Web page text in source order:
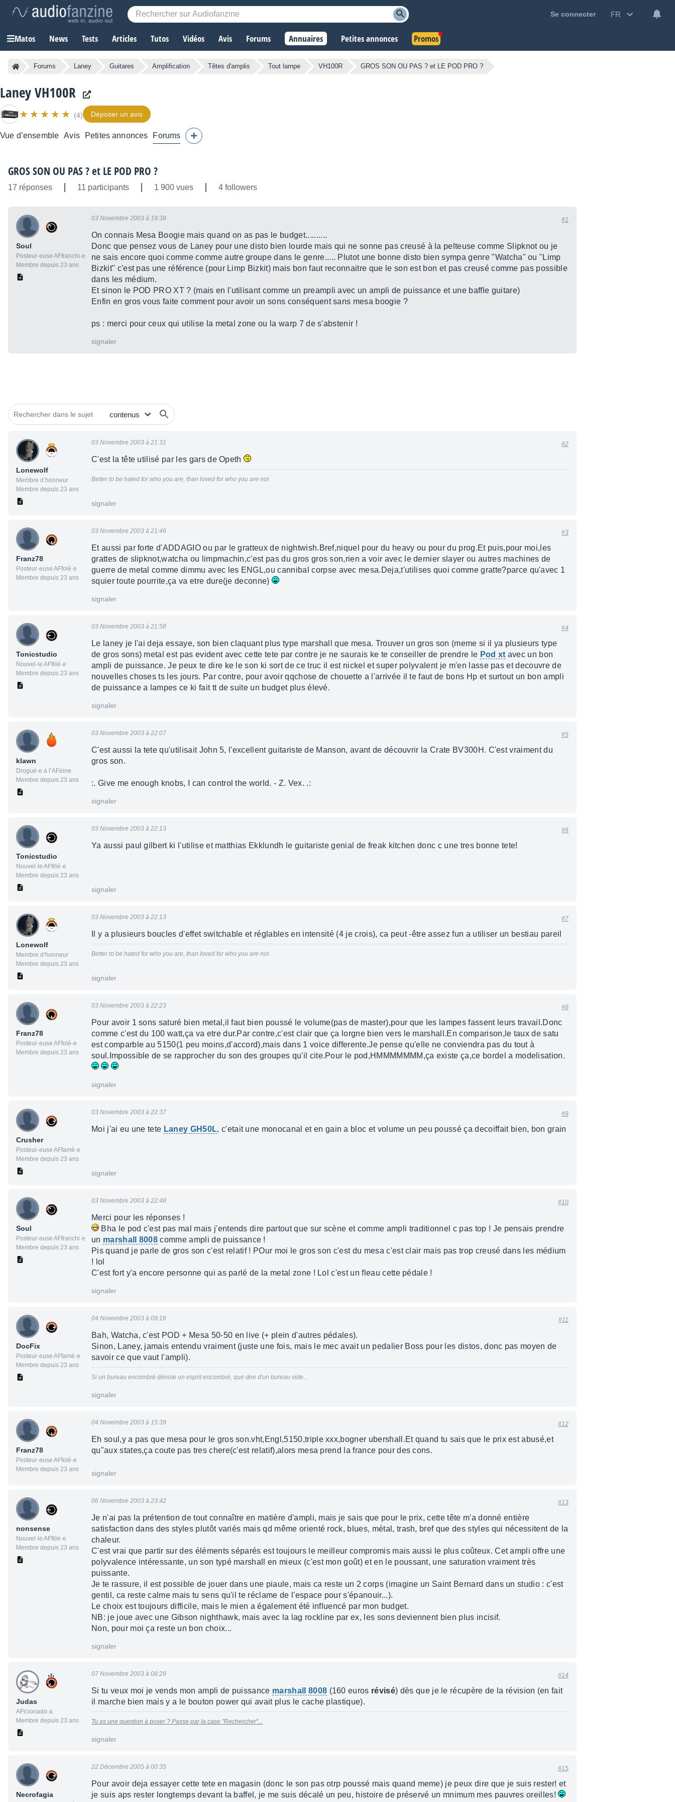
Se connecter FR
Matos News Tests Articles Tutos Vidéos Avis Forums Annuaires Petites annonces Promos
Forums Laney Guitares Amplification Têtes d'amplis Tout lampe VH100R GROS SON OU PAS ? et LE POD PRO ?
Laney VH100R
(4) Déposer un avis
Vue d’ensemble Avis Petites annonces Forums
GROS SON OU PAS ? et LE POD PRO ?
17 réponses 11 participants 1 900 vues 4 followers
Soul
Posteur·euse AFfranchi·e
Membre depuis 23 ans
03 Novembre 2003 à 19:39 #1
On connais Mesa Boogie mais quand on as pas le budget..........
Donc que pensez vous de Laney pour une disto bien lourde mais qui ne sonne pas creusé à la pelteuse comme Slipknot ou je
ne sais encore quoi comme comme autre groupe dans le genre..... Plutot une bonne disto bien sympa genre "Watcha" ou "Limp
Bizkit" c'est pas une référence (pour Limp Bizkit) mais bon faut reconnaitre que le son est bon et pas creusé comme pas possible
dans les médium.
Et sinon le POD PRO XT ? (mais en l'utilisant comme un preampli avec un ampli de puissance et une baffle guitare)
Enfin en gros vous faite comment pour avoir un sons conséquent sans mesa boogie ?
ps : merci pour ceux qui utilise la metal zone ou la warp 7 de s'abstenir !
signaler
Lonewolf
Membre d’honneur
Membre depuis 23 ans
03 Novembre 2003 à 21:31 #2
C'est la tête utilisé par les gars de Opeth
Better to be hated for who you are, than loved for who you are not
signaler
Franz78
Posteur·euse AFfolé·e
Membre depuis 23 ans
03 Novembre 2003 à 21:46 #3
Et aussi par forte d'ADDAGIO ou par le gratteux de nightwish.Bref,niquel pour du heavy ou pour du prog.Et puis,pour moi,les
grattes de slipknot,watcha ou limpmachin,c'est pas du gros gros son,rien a voir avec le dernier slayer ou autres machines de
guerre de metal comme dimmu avec les ENGL,ou cannibal corpse avec mesa.Deja,t'utilises quoi comme gratte?parce qu'avec 1
squier toute pourrite,ça va etre dure(je deconne)
signaler
Tonicstudio
Nouvel·le AFfilié·e
Membre depuis 23 ans
03 Novembre 2003 à 21:58 #4
Le laney je l'ai deja essaye, son bien claquant plus type marshall que mesa. Trouver un gros son (meme si il ya plusieurs type
de gros sons) metal est pas evident avec cette tete par contre je ne saurais ke te conseiller de prendre le Pod xt avec un bon
ampli de puissance. Je peux te dire ke le son ki sort de ce truc il est nickel et super polyvalent je m'en lasse pas et decouvre de
nouvelles choses ts les jours. Par contre, pour avoir qqchose de chouette a l'arrivée il te faut de bons Hp et surtout un bon ampli
de puissance a lampes ce ki fait tt de suite un budget plus élevé.
signaler
klawn
Drogué·e à l’AFéine
Membre depuis 23 ans
03 Novembre 2003 à 22:07 #5
C'est aussi la tete qu'utilisait John 5, l'excellent guitariste de Manson, avant de découvrir la Crate BV300H. C'est vraiment du
gros son.
:. Give me enough knobs, I can control the world. - Z. Vex. .:
signaler
Tonicstudio
Nouvel·le AFfilié·e
Membre depuis 23 ans
03 Novembre 2003 à 22:13 #6
Ya aussi paul gilbert ki l'utilise et matthias Ekklundh le guitariste genial de freak kitchen donc c une tres bonne tete!
signaler
Lonewolf
Membre d’honneur
Membre depuis 23 ans
03 Novembre 2003 à 22:13 #7
Il y a plusieurs boucles d'effet switchable et réglables en intensité (4 je crois), ca peut -être assez fun a utiliser un bestiau pareil
Better to be hated for who you are, than loved for who you are not
signaler
Franz78
Posteur·euse AFfolé·e
Membre depuis 23 ans
03 Novembre 2003 à 22:23 #8
Pour avoir 1 sons saturé bien metal,il faut bien poussé le volume(pas de master),pour que les lampes fassent leurs travail.Donc
comme c'est du 100 watt,ça va etre dur.Par contre,c'est clair que ça lorgne bien vers le marshall.En comparison,le taux de satu
est comparble au 5150(1 peu moins,d'accord),mais dans 1 voice differente.Je pense qu'elle ne conviendra pas du tout à
soul.Impossible de se rapprocher du son des groupes qu'il cite.Pour le pod,HMMMMMMM,ça existe ça,ce bordel a modelisation.
signaler
Crusher
Posteur·euse AFfamé·e
Membre depuis 23 ans
03 Novembre 2003 à 22:37 #9
Moi j'ai eu une tete Laney GH50L, c'etait une monocanal et en gain a bloc et volume un peu poussé ça decoiffait bien, bon grain
signaler
Soul
Posteur·euse AFfranchi·e
Membre depuis 23 ans
03 Novembre 2003 à 22:48 #10
Merci pour les réponses !
Bha le pod c'est pas mal mais j'entends dire partout que sur scène et comme ampli traditionnel c pas top ! Je pensais prendre
un marshall 8008 comme ampli de puissance !
Pis quand je parle de gros son c'est relatif ! POur moi le gros son c'est du mesa c'est clair mais pas trop creusé dans les médium
! lol
C'est fort y'a encore personne qui as parlé de la metal zone ! Lol c'est un fleau cette pédale !
signaler
DocFix
Posteur·euse AFfamé·e
Membre depuis 23 ans
04 Novembre 2003 à 09:16 #11
Bah, Watcha, c'est POD + Mesa 50-50 en live (+ plein d'autres pédales).
Sinon, Laney, jamais entendu vraiment (juste une fois, mais le mec avait un pedalier Boss pour les distos, donc pas moyen de
savoir ce que vaut l'ampli).
Si un bureau encombré dénote un esprit encombré, que dire d'un bureau vide...
signaler
Franz78
Posteur·euse AFfolé·e
Membre depuis 23 ans
04 Novembre 2003 à 15:39 #12
Eh soul,y a pas que mesa pour le gros son.vht,Engl,5150,triple xxx,bogner ubershall.Et quand tu sais que le prix est abusé,et
qu"aux states,ça coute pas tres chere(c'est relatif),alors mesa prend la france pour des cons.
signaler
nonsense
Nouvel·le AFfilié·e
Membre depuis 23 ans
06 Novembre 2003 à 23:42 #13
Je n'ai pas la prétention de tout connaître en matière d'ampli, mais je sais que pour le prix, cette tête m'a donné entière
satisfaction dans des styles plutôt variés mais qd même orienté rock, blues, métal, trash, bref que des styles qui nécessitent de la
chaleur.
C'est vrai que partir sur des éléments séparés est toujours le meilleur compromis mais aussi le plus coûteux. Cet ampli offre une
polyvalence intéressante, un son typé marshall en mieux (c'est mon goût) et en le poussant, une saturation vraiment très
puissante.
Je te rassure, il est possible de jouer dans une piaule, mais ca reste un 2 corps (imagine un Saint Bernard dans un studio : c'est
gentil, ca reste calme mais tu sens qu'il te réclame de l'espace pour s'épanouir...).
Le choix est toujours difficile, mais le mien a également été influencé par mon budget.
NB: je joue avec une Gibson nighthawk, mais avec la lag rockline par ex, les sons deviennent bien plus incisif.
Non, pour moi ça reste un bon choix...
signaler
Judas
AFicionado·a
Membre depuis 23 ans
07 Novembre 2003 à 08:29 #14
Si tu veux moi je vends mon ampli de puissance marshall 8008 (160 euros révisé) dès que je le récupère de la révision (en fait
il marche bien mais y a le bouton power qui avait plus le cache plastique).
Tu as une question à poser ? Passe par la case "Rechercher"...
signaler
Necrofagia
22 Décembre 2005 à 00:35 #15
Pour avoir deja essayer cette tete en magasin (donc le son pas otrp poussé mais quand meme) je peux dire que je suis rester! et
je suis aps rester longtemps devant la baffel, je me suis décalé un peu, histoire de préservé un mnimum mes pauvres oreilles!